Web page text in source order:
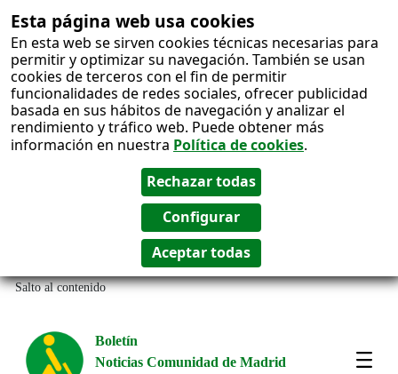
Esta página web usa cookies
En esta web se sirven cookies técnicas necesarias para
permitir y optimizar su navegación. También se usan
cookies de terceros con el fin de permitir
funcionalidades de redes sociales, ofrecer publicidad
basada en sus hábitos de navegación y analizar el
rendimiento y tráfico web. Puede obtener más
información en nuestra Política de cookies.
Salto al contenido
Boletín
Noticias Comunidad de Madrid